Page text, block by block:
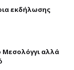
εκδήλωσης
αλλά